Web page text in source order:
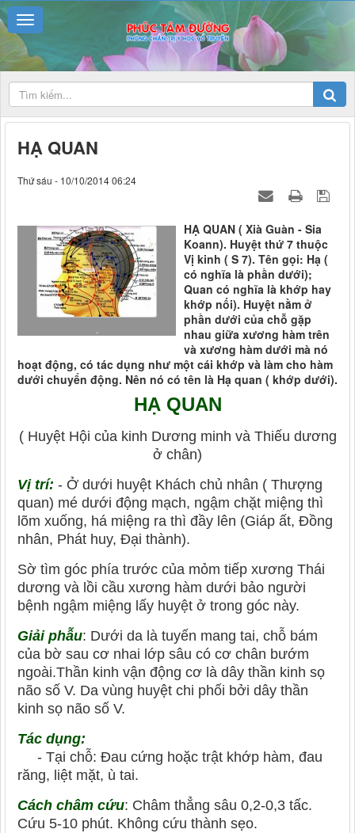
HẠ QUAN
Thứ sáu - 10/10/2014 06:24
.
HẠ QUAN ( Xià Guàn - Sia
Koann). Huyệt thứ 7 thuộc
Vị kinh ( S 7). Tên gọi: Hạ (
có nghĩa là phần dưới);
Quan có nghĩa là khớp hay
khớp nối). Huyệt nằm ở
phần dưới của chỗ gặp
nhau giữa xương hàm trên
và xương hàm dưới mà nó
hoạt động, có tác dụng như một cái khớp và làm cho hàm
dưới chuyển động. Nên nó có tên là Hạ quan ( khớp dưới).
HẠ QUAN
( Huyệt Hội của kinh Dương minh và Thiếu dương
ở chân)
Vị trí: - Ở dưới huyệt Khách chủ nhân ( Thượng
quan) mé dưới động mạch, ngậm chặt miệng thì
lõm xuống, há miệng ra thì đầy lên (Giáp ất, Đồng
nhân, Phát huy, Đại thành).
Sờ tìm góc phía trước của mỏm tiếp xương Thái
dương và lồi cầu xương hàm dưới bảo người
bệnh ngậm miệng lấy huyệt ở trong góc này.
Giải phẫu: Dưới da là tuyến mang tai, chỗ bám
của bờ sau cơ nhai lớp sâu có cơ chân bướm
ngoài.Thần kinh vận động cơ là dây thần kinh sọ
não số V. Da vùng huyệt chi phối bởi dây thần
kinh sọ não số V.
Tác dụng:
- Tại chỗ: Đau cứng hoặc trật khớp hàm, đau
răng, liệt mặt, ù tai.
Cách châm cứu: Châm thẳng sâu 0,2-0,3 tấc.
Cứu 5-10 phút. Không cứu thành sẹo.